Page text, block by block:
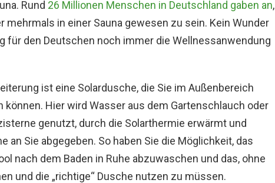
Rund 26 Millionen Menschen in Deutschland gaben an,
mehrmals in einer Sauna gewesen zu sein. Kein Wunder
für den Deutschen noch immer die Wellnessanwendung
ist eine Solardusche, die Sie im Außenbereich
können. Hier wird Wasser aus dem Gartenschlauch oder
genutzt, durch die Solarthermie erwärmt und
an Sie abgegeben. So haben Sie die Möglichkeit, das
nach dem Baden in Ruhe abzuwaschen und das, ohne
und die „richtige“ Dusche nutzen zu müssen.